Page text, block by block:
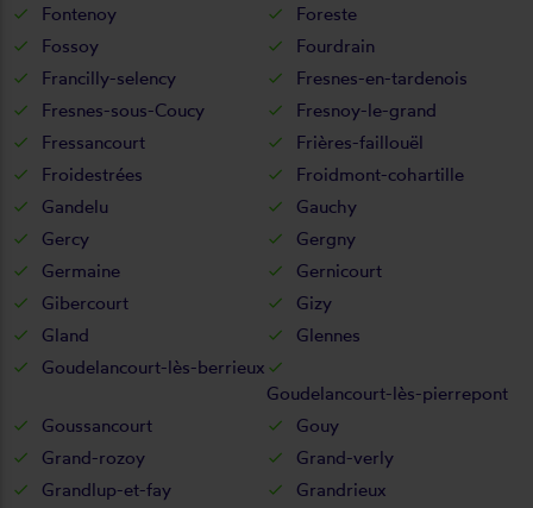
Fontenoy
Foreste
Fossoy
Fourdrain
Francilly-selency
Fresnes-en-tardenois
Fresnes-sous-Coucy
Fresnoy-le-grand
Fressancourt
Frières-faillouël
Froidestrées
Froidmont-cohartille
Gandelu
Gauchy
Gercy
Gergny
Germaine
Gernicourt
Gibercourt
Gizy
Gland
Glennes
Goudelancourt-lès-berrieux
Goudelancourt-lès-pierrepont
Goussancourt
Gouy
Grand-rozoy
Grand-verly
Grandlup-et-fay
Grandrieux